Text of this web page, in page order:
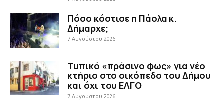
Πόσο κόστισε η Πάολα κ.
Δήμαρχε;
7 Αυγούστου 2026
Τυπικό «πράσινο φως» για νέο
κτήριο στο οικόπεδο του Δήμου
και όχι του ΕΛΓΟ
7 Αυγούστου 2026